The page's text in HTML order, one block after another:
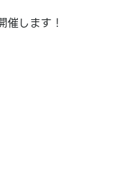
します！